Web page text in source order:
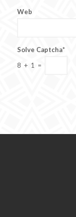
Web
Solve Captcha*
8 + 1 =